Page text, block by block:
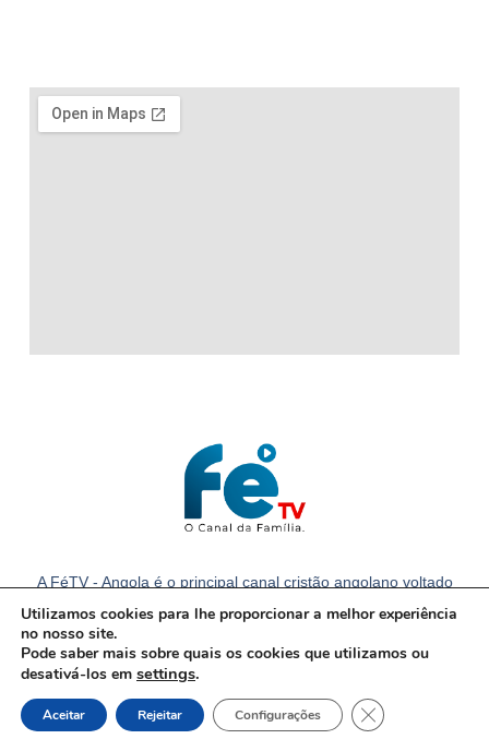
A FéTV - Angola é o principal canal cristão angolano voltado
para a família com notícias e conteúdos cristãos em Angola.
© Todos os direitos reservados.
Utilizamos cookies para lhe proporcionar a melhor experiência
no nosso site.
Pode saber mais sobre quais os cookies que utilizamos ou
desativá-los em settings.
Aceitar Rejeitar Configurações Close GDPR